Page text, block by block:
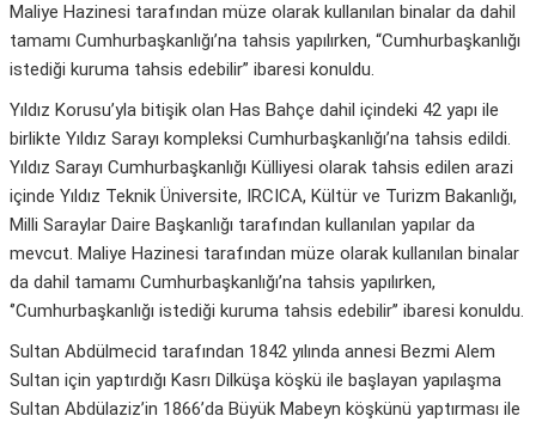
Maliye Hazinesi tarafından müze olarak kullanılan binalar da dahil
tamamı Cumhurbaşkanlığı’na tahsis yapılırken, “Cumhurbaşkanlığı
istediği kuruma tahsis edebilir” ibaresi konuldu.
Yıldız Korusu’yla bitişik olan Has Bahçe dahil içindeki 42 yapı ile
birlikte Yıldız Sarayı kompleksi Cumhurbaşkanlığı’na tahsis edildi.
Yıldız Sarayı Cumhurbaşkanlığı Külliyesi olarak tahsis edilen arazi
içinde Yıldız Teknik Üniversite, IRCICA, Kültür ve Turizm Bakanlığı,
Milli Saraylar Daire Başkanlığı tarafından kullanılan yapılar da
mevcut. Maliye Hazinesi tarafından müze olarak kullanılan binalar
da dahil tamamı Cumhurbaşkanlığı’na tahsis yapılırken,
‘’Cumhurbaşkanlığı istediği kuruma tahsis edebilir’’ ibaresi konuldu.
Sultan Abdülmecid tarafından 1842 yılında annesi Bezmi Alem
Sultan için yaptırdığı Kasrı Dilküşa köşkü ile başlayan yapılaşma
Sultan Abdülaziz’in 1866’da Büyük Mabeyn köşkünü yaptırması ile